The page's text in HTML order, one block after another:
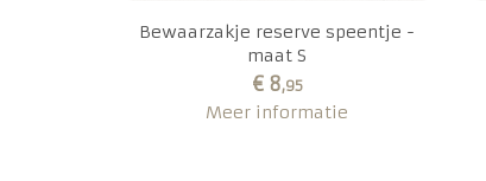
Bewaarzakje reserve speentje -
maat S
€ 8,95
Meer informatie